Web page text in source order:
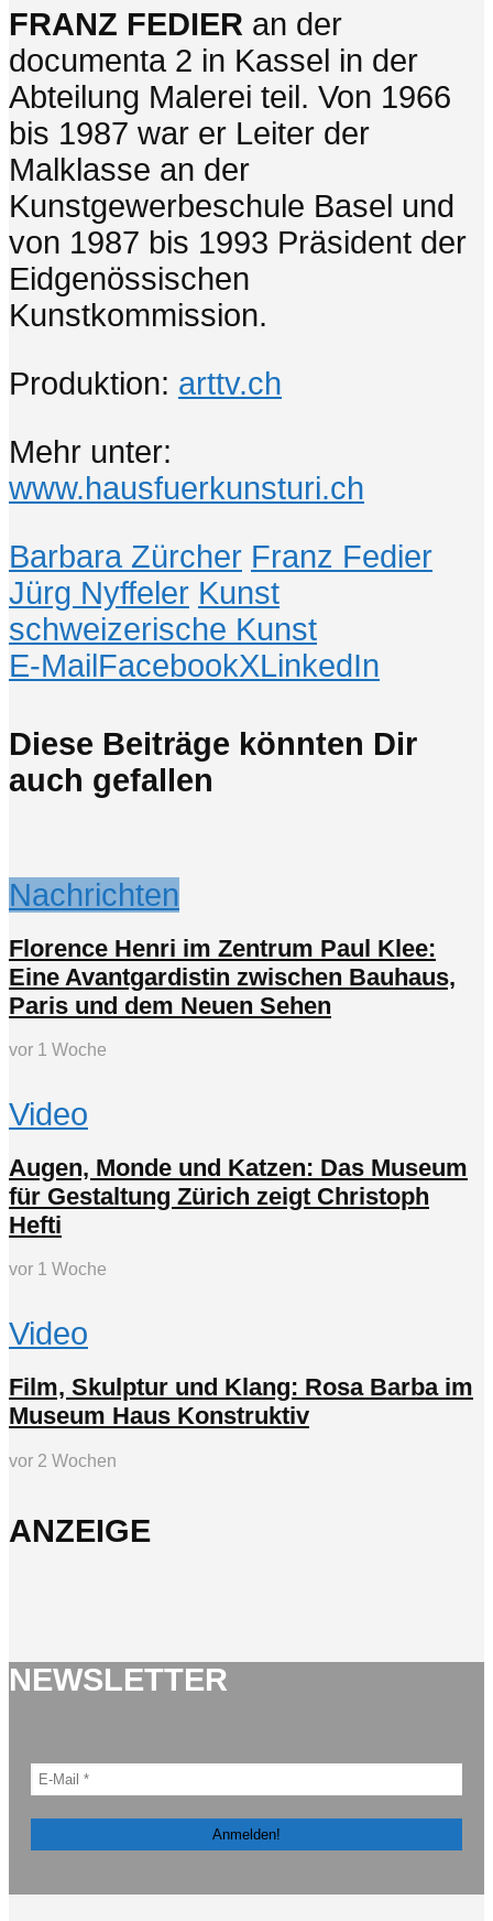
FRANZ FEDIER an der
documenta 2 in Kassel in der
Abteilung Malerei teil. Von 1966
bis 1987 war er Leiter der
Malklasse an der
Kunstgewerbeschule Basel und
von 1987 bis 1993 Präsident der
Eidgenössischen
Kunstkommission.
Produktion: arttv.ch
Mehr unter:
www.hausfuerkunsturi.ch
Barbara Zürcher Franz Fedier
Jürg Nyffeler Kunst
schweizerische Kunst
E-MailFacebookXLinkedIn
Diese Beiträge könnten Dir
auch gefallen
Nachrichten
Florence Henri im Zentrum Paul Klee:
Eine Avantgardistin zwischen Bauhaus,
Paris und dem Neuen Sehen
vor 1 Woche
Video
Augen, Monde und Katzen: Das Museum
für Gestaltung Zürich zeigt Christoph
Hefti
vor 1 Woche
Video
Film, Skulptur und Klang: Rosa Barba im
Museum Haus Konstruktiv
vor 2 Wochen
ANZEIGE
NEWSLETTER